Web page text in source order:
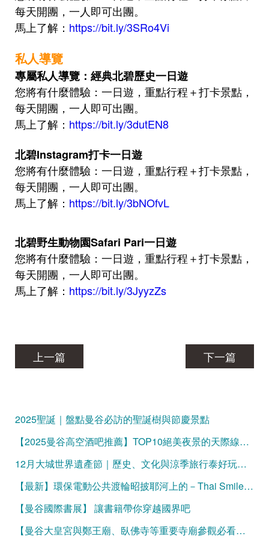
每天開團，一人即可出團。
馬上了解 ： https://bit.ly/3SRo4Vi
私人導覽
專屬私人導覽： 經典北碧歷史一日遊
您將有什麼體驗 ：一日遊，重點行程＋打卡景點，
每天開團，一人即可出團。
馬上了解 ： https://bit.ly/3dutEN8
北碧Instagram打卡一日遊
您將有什麼體驗 ：一日遊，重點行程＋打卡景點，
每天開團，一人即可出團。
馬上了解 ： https://bit.ly/3bNOfvL
北碧野生動物園Safari Pari一日遊
您將有什麼體驗： 一日遊，重點行程＋打卡景點，
每天開團，一人即可出團。
馬上了解 ： https://bit.ly/3JyyzZs
上一篇 下一篇
2025聖誕｜盤點曼谷必訪的聖誕樹與節慶景點
【2025曼谷高空酒吧推薦】TOP10絕美夜景的天際線微醺時光
12月大城世界遺產節｜歷史、文化與涼季旅行泰好玩的曼谷一日遊！
【最新】環保電動公共渡輪昭披耶河上的－Thai Smile Boat
【曼谷國際書展】 讓書籍帶你穿越國界吧
【曼谷大皇宮與鄭王廟、臥佛寺等重要寺廟參觀必看】服裝規定與官方網站購票資訊